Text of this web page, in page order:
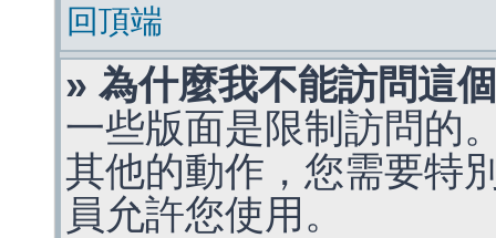
回頂端
» 為什麼我不能訪問這
一些版面是限制訪問的
其他的動作，您需要特
員允許您使用。